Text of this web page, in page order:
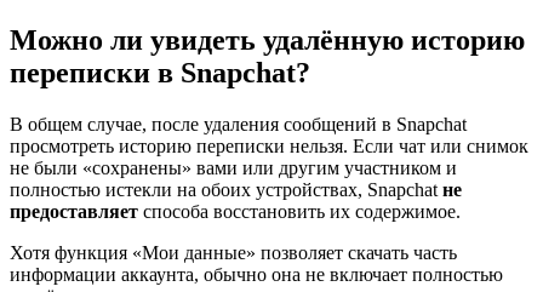
Можно ли увидеть удалённую историю
переписки в Snapchat?
В общем случае, после удаления сообщений в Snapchat
просмотреть историю переписки нельзя. Если чат или снимок
не были «сохранены» вами или другим участником и
полностью истекли на обоих устройствах, Snapchat не
предоставляет способа восстановить их содержимое.
Хотя функция «Мои данные» позволяет скачать часть
информации аккаунта, обычно она не включает полностью